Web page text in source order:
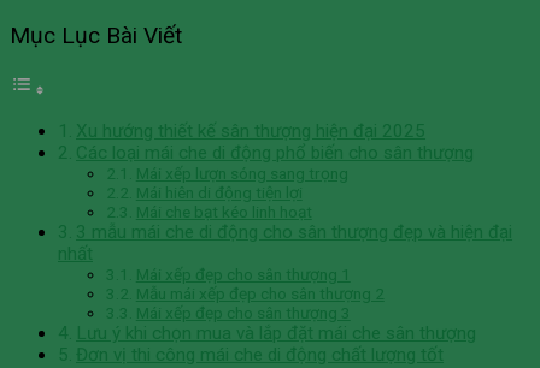
Mục Lục Bài Viết
Xu hướng thiết kế sân thượng hiện đại 2025
Các loại mái che di động phổ biến cho sân thượng
Mái xếp lượn sóng sang trọng
Mái hiên di động tiện lợi
Mái che bạt kéo linh hoạt
3 mẫu mái che di động cho sân thượng đẹp và hiện đại
nhất
Mái xếp đẹp cho sân thượng 1
Mẫu mái xếp đẹp cho sân thượng 2
Mái xếp đẹp cho sân thượng 3
Lưu ý khi chọn mua và lắp đặt mái che sân thượng
Đơn vị thi công mái che di động chất lượng tốt